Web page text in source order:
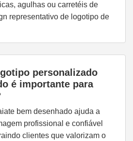
agulhas ou carretéis de
representativo de logotipo de
personalizado
é importante para
bem desenhado ajuda a
profissional e confiável
clientes que valorizam o